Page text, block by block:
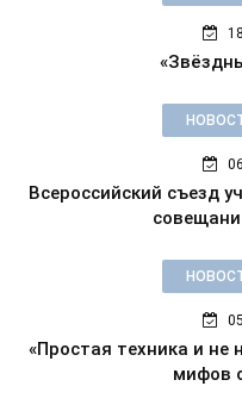
Всероссийский съезд
«Простая техника и не
мифов